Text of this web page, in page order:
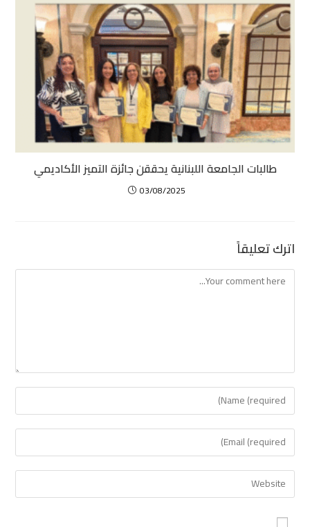
طالبات الجامعة اللبنانية يحققن جائزة التميز الأكاديمي
03/08/2025
اترك تعليقاً